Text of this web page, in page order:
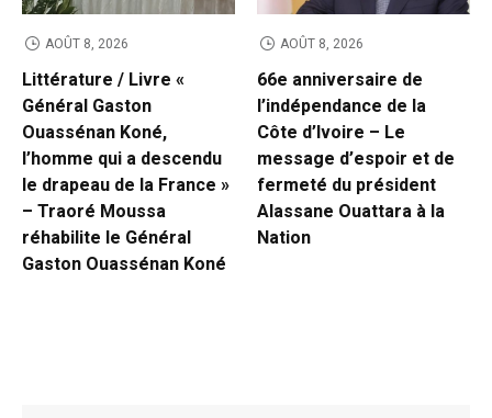
AOÛT 8, 2026
Littérature / Livre «
Général Gaston
Ouassénan Koné,
l’homme qui a descendu
le drapeau de la France »
– Traoré Moussa
réhabilite le Général
Gaston Ouassénan Koné
AOÛT 8, 2026
66e anniversaire de
l’indépendance de la
Côte d’Ivoire – Le
message d’espoir et de
fermeté du président
Alassane Ouattara à la
Nation